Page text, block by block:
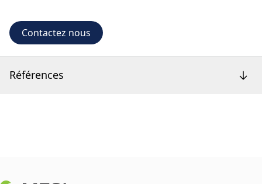
Contactez nous
Références